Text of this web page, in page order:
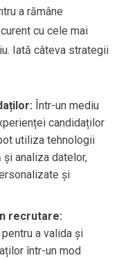
a rămâne
cu cele mai
Iată câteva strategii
Într-un mediu
candidaților
utiliza tehnologii
analiza datelor,
și
recrutare:
a valida și
într-un mod